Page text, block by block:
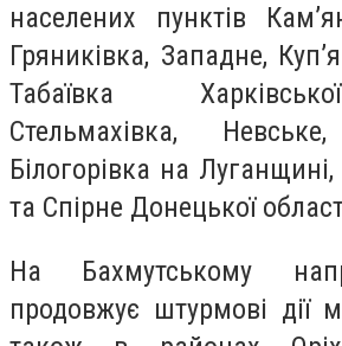
населених пунктів
Гряниківка, Западне,
Табаївка
Стельмахівка,
Білогорівка на
та Спірне Донецької
На Бахмутському
продовжує штурмові дії